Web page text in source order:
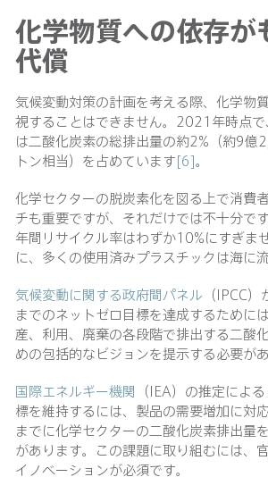
化学物質への依存が
代償
気候変動対策の計画を考える際、化学物
視することはできません。2021年時点
は二酸化炭素の総排出量の約2%（約9億
トン相当）を占めています[6]。
化学セクターの脱炭素化を図る上で消費
チも重要ですが、それだけでは不十分で
年間リサイクル率はわずか10%にすぎま
に、多くの使用済みプラスチックは海に
気候変動に関する政府間パネル （IPCC
までのネットゼロ目標を達成するために
産、利用、廃棄の各段階で排出する二酸
めの包括的なビジョンを提示する必要があ
国際エネルギー機関 （IEA）の推定によ
標を維持するには、製品の需要増加に対
までに化学セクターの二酸化炭素排出量
があります。この課題に取り組むには、
イノベーションが必須です。